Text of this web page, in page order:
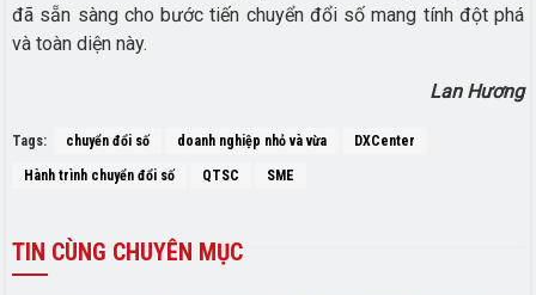
đã sẵn sàng cho bước tiến chuyển đổi số mang tính đột phá
và toàn diện này.
Lan Hương
Tags: chuyển đổi số doanh nghiệp nhỏ và vừa DXCenter
Hành trình chuyển đổi số QTSC SME
TIN CÙNG CHUYÊN MỤC